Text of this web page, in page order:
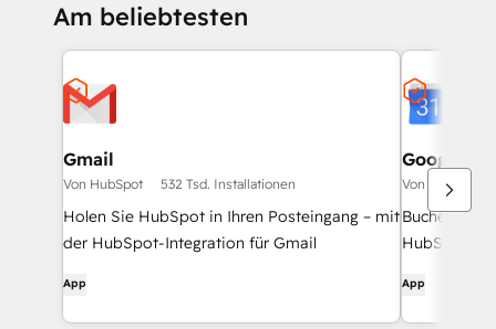
Am beliebtesten
Gmail
Von HubSpot 532 Tsd. Installationen
Holen Sie HubSpot in Ihren Posteingang – mit
der HubSpot-Integration für Gmail
App
Google
Von HubSpot
Buchen Sie
HubSpot
App